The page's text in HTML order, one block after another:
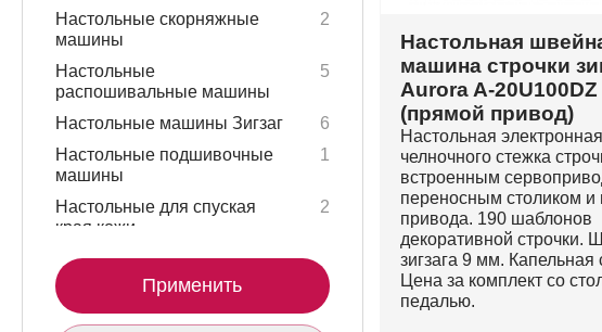
Настольные скорняжные
машины
2
Настольные
распошивальные машины
5
Настольные машины Зигзаг
6
Настольные подшивочные
машины
1
Настольные для спуская
края кожи
2
Применить
Настольная
машина строчки
Aurora A-
(прямой привод)
Настольная
челночного стежка
встроенным
переносным столиком и
привода. 190 шаблонов
декоративной строчки.
зигзага 9 мм. Капельная
Цена за комплект со
педалью.